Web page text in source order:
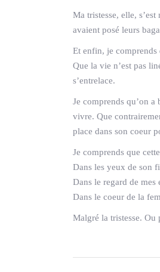
Ma tristesse, elle,
avaient posé leurs
Et enfin, je comprends
Que la vie n’est pas
s’entrelace.
Je comprends qu’on
vivre. Que
place dans son coeur
Je comprends que
Dans les yeux de son
Dans le regard de mes
Dans le coeur de la
Malgré la tristesse. Ou